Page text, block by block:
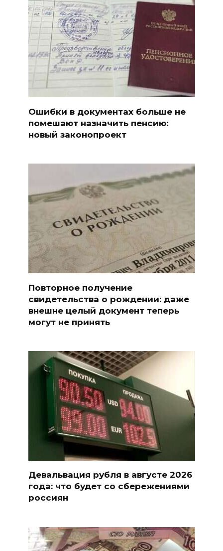
Ошибки в документах больше не
помешают назначить пенсию:
новый законопроект
Повторное получение
свидетельства о рождении: даже
внешне целый документ теперь
могут не принять
Девальвация рубля в августе 2026
года: что будет со сбережениями
россиян